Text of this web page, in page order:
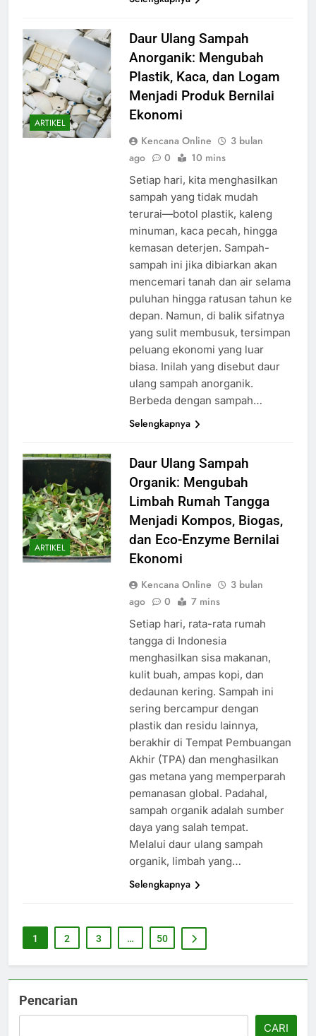
ARTIKEL
Daur Ulang Sampah
Anorganik: Mengubah
Plastik, Kaca, dan Logam
Menjadi Produk Bernilai
Ekonomi
Kencana Online
3 bulan
ago
0 10 mins
Setiap hari, kita menghasilkan
sampah yang tidak mudah
terurai—botol plastik, kaleng
minuman, kaca pecah, hingga
kemasan deterjen. Sampah-
sampah ini jika dibiarkan akan
mencemari tanah dan air selama
puluhan hingga ratusan tahun ke
depan. Namun, di balik sifatnya
yang sulit membusuk, tersimpan
peluang ekonomi yang luar
biasa. Inilah yang disebut daur
ulang sampah anorganik.
Berbeda dengan sampah…
Selengkapnya
ARTIKEL
Daur Ulang Sampah
Organik: Mengubah
Limbah Rumah Tangga
Menjadi Kompos, Biogas,
dan Eco-Enzyme Bernilai
Ekonomi
Kencana Online
3 bulan
ago
0 7 mins
Setiap hari, rata-rata rumah
tangga di Indonesia
menghasilkan sisa makanan,
kulit buah, ampas kopi, dan
dedaunan kering. Sampah ini
sering bercampur dengan
plastik dan residu lainnya,
berakhir di Tempat Pembuangan
Akhir (TPA) dan menghasilkan
gas metana yang memperparah
pemanasan global. Padahal,
sampah organik adalah sumber
daya yang salah tempat.
Melalui daur ulang sampah
organik, limbah yang…
Selengkapnya
1 2 3 … 50
Pencarian
CARI